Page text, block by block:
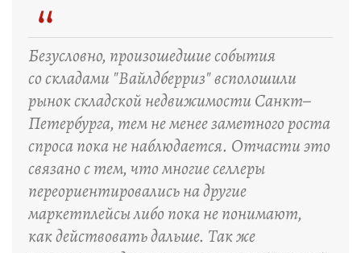
“
Безусловно, произошедшие события
со складами "Вайлдберриз" всполошили
рынок складской недвижимости Санкт–
Петербурга, тем не менее заметного роста
спроса пока не наблюдается. Отчасти это
связано с тем, что многие селлеры
переориентировались на другие
маркетплейсы либо пока не понимают,
как действовать дальше. Так же